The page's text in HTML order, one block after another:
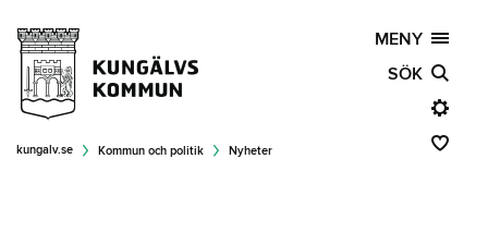
MENY
SÖK
kungalv.se Kommun och politik Nyheter